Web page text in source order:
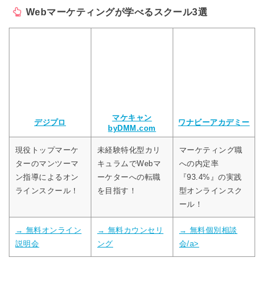
Webマーケティングが学べるスクール3選
デジプロ
マケキャン
byDMM.com
ワナビーアカデミー
現役トップマーケ
ターのマンツーマ
ン指導によるオン
ラインスクール！
未経験特化型カリ
キュラムでWebマ
ーケターへの転職
を目指す！
マーケティング職
への内定率
『93.4%』の実践
型オンラインスク
ール！
→ 無料オンライン
説明会
→ 無料カウンセリ
ング
→ 無料個別相談
会/a>